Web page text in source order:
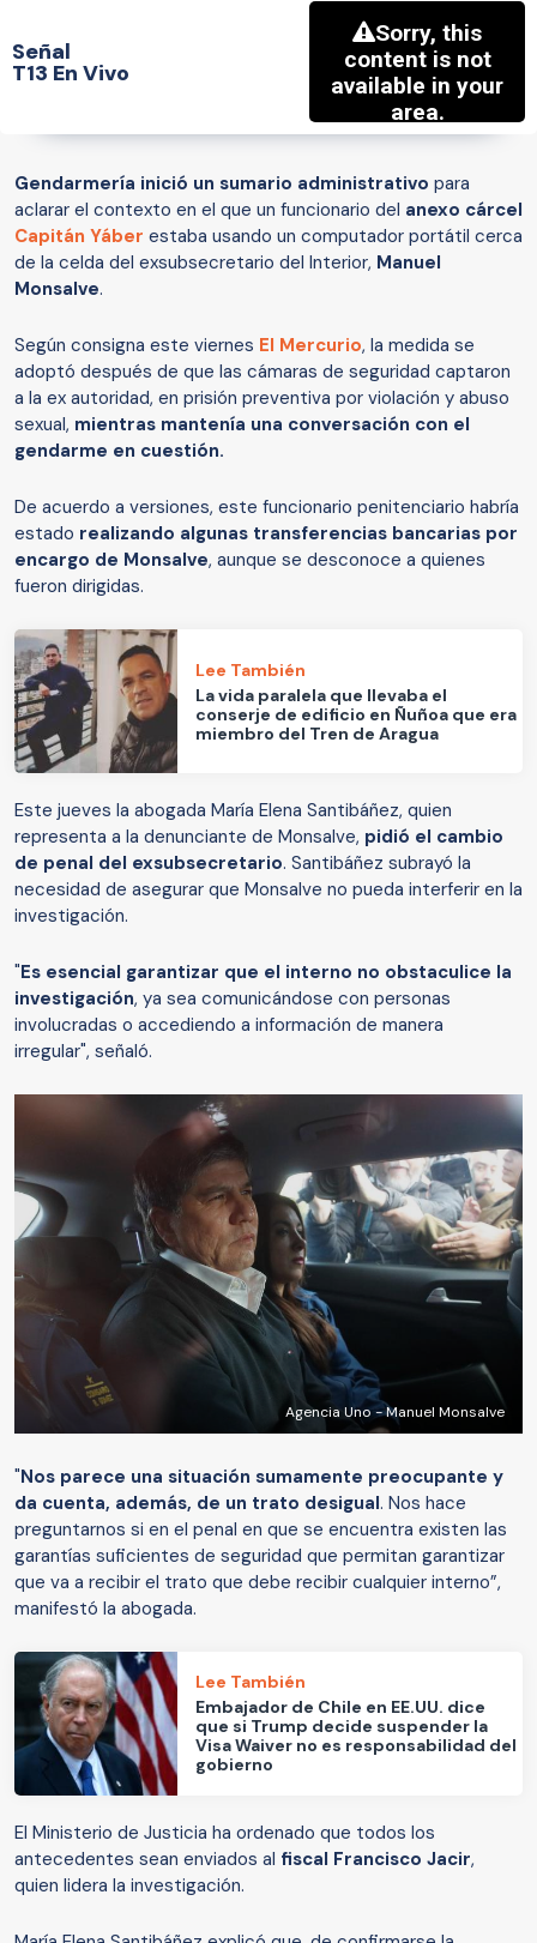
Señal
T13 En Vivo
Gendarmería inició un sumario administrativo para
aclarar el contexto en el que un funcionario del anexo cárcel
Capitán Yáber estaba usando un computador portátil cerca
de la celda del exsubsecretario del Interior, Manuel
Monsalve.
Según consigna este viernes El Mercurio, la medida se
adoptó después de que las cámaras de seguridad captaron
a la ex autoridad, en prisión preventiva por violación y abuso
sexual, mientras mantenía una conversación con el
gendarme en cuestión.
De acuerdo a versiones, este funcionario penitenciario habría
estado realizando algunas transferencias bancarias por
encargo de Monsalve, aunque se desconoce a quienes
fueron dirigidas.
Lee También
La vida paralela que llevaba el
conserje de edificio en Ñuñoa que era
miembro del Tren de Aragua
Este jueves la abogada María Elena Santibáñez, quien
representa a la denunciante de Monsalve, pidió el cambio
de penal del exsubsecretario. Santibáñez subrayó la
necesidad de asegurar que Monsalve no pueda interferir en la
investigación.
"Es esencial garantizar que el interno no obstaculice la
investigación, ya sea comunicándose con personas
involucradas o accediendo a información de manera
irregular", señaló.
Agencia Uno - Manuel Monsalve
"Nos parece una situación sumamente preocupante y
da cuenta, además, de un trato desigual. Nos hace
preguntarnos si en el penal en que se encuentra existen las
garantías suficientes de seguridad que permitan garantizar
que va a recibir el trato que debe recibir cualquier interno”,
manifestó la abogada.
Lee También
Embajador de Chile en EE.UU. dice
que si Trump decide suspender la
Visa Waiver no es responsabilidad del
gobierno
El Ministerio de Justicia ha ordenado que todos los
antecedentes sean enviados al fiscal Francisco Jacir,
quien lidera la investigación.